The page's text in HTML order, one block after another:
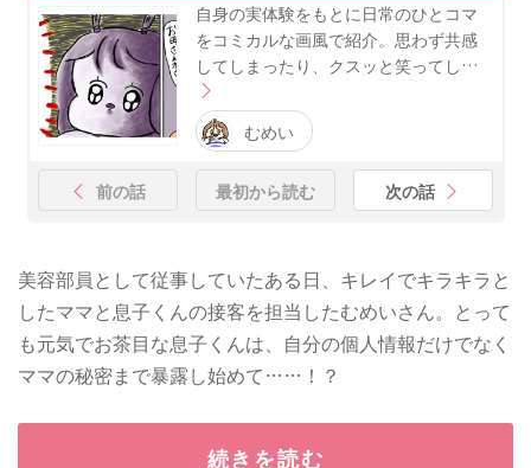
自身の実体験をもとに日常のひとコマ
をコミカルな画風で紹介。思わず共感
してしまったり、クスッと笑ってし…
むめい
前の話 最初から読む 次の話
美容部員として従事していたある日、キレイでキラキラと
したママと息子くんの接客を担当したむめいさん。とって
も元気でお茶目な息子くんは、自分の個人情報だけでなく
ママの秘密まで暴露し始めて……！？
続きを読む